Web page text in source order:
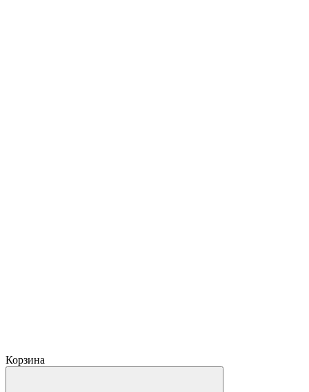
Корзина